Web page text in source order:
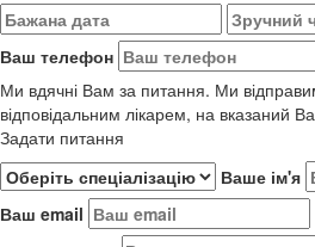
Ваш телефон
Ми вдячні Вам за питання. Ми
відповідальним лікарем, на вказаний
Задати питання
Ваше ім'я
Ваш email